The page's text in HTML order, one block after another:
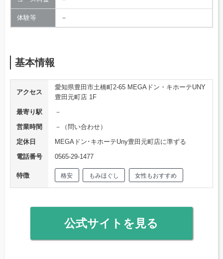
体験等 －
基本情報
アクセス
愛知県豊田市土橋町2-65 MEGAドン・キホーテUNY
豊田元町店 1F
最寄り駅
－
営業時間
－（問い合わせ）
定休日
MEGAドン･キホーテUny豊田元町店に準ずる
電話番号
0565-29-1477
特徴 格安 もみほぐし 女性もおすすめ
公式サイトを見る